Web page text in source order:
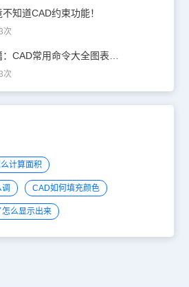
知道CAD约束功能！
次
次
计算面积
CAD如何填充颜色
么显示出来